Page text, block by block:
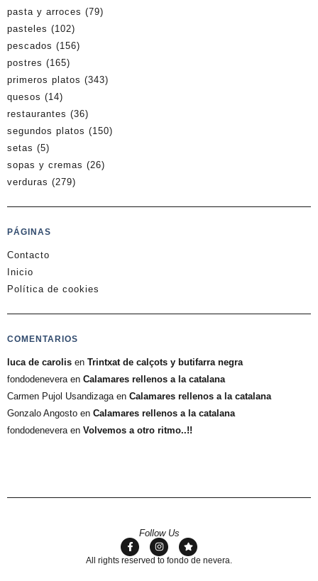
pasta y arroces (79)
pasteles (102)
pescados (156)
postres (165)
primeros platos (343)
quesos (14)
restaurantes (36)
segundos platos (150)
setas (5)
sopas y cremas (26)
verduras (279)
PÁGINAS
Contacto
Inicio
Política de cookies
COMENTARIOS
luca de carolis en Trintxat de calçots y butifarra negra
fondodenevera en Calamares rellenos a la catalana
Carmen Pujol Usandizaga en Calamares rellenos a la catalana
Gonzalo Angosto en Calamares rellenos a la catalana
fondodenevera en Volvemos a otro ritmo..!!
Follow Us
All rights reserved to fondo de nevera.